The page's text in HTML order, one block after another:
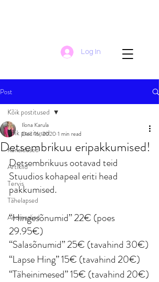
Log In
Post
Kõik postitused
Kanaldused
Artiklid
Tervis
Tähelapsed
Anomaaliad
Kõik postitused
Detsembrikuu eripakkumised!
Ilona Karula
Dec 16, 2020 1 min read
Detsembrikuus ootavad teid
Stuudios kohapeal eriti head
pakkumised.
“Hingesõnumid” 22€ (poes
29.95€)
“Salasõnumid” 25€ (tavahind 30€)
“Lapse Hing” 15€ (tavahind 20€)
“Täheinimesed” 15€ (tavahind 20€)